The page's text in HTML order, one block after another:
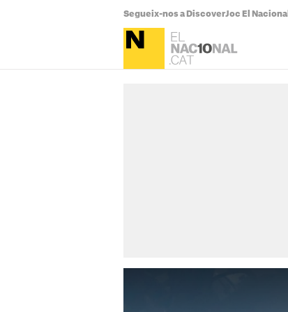
Segueix-nos a DiscoverJoc El Nacional